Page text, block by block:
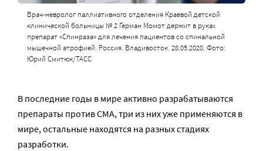
Врач-невролог паллиативного отделения Краевой детской
клинической больницы № 2 Герман Момот держит в руках
препарат «Спинраза» для лечения пациентов со спинальной
мышечной атрофией. Россия. Владивосток. 28.05.2020. Фото:
Юрий Смитюк/ТАСС
В последние годы в мире активно разрабатываются
препараты против СМА, три из них уже применяются в
мире, остальные находятся на разных стадиях
разработки.